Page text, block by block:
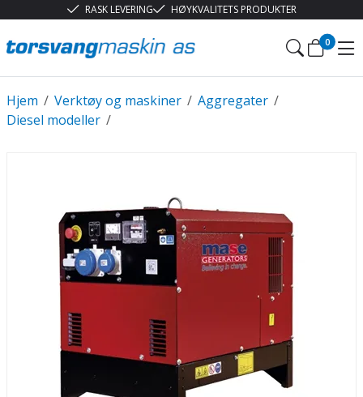
RASK LEVERING HØYKVALITETS PRODUKTER
0
/
Hjem /
Verktøy og maskiner /
Aggregater
/
Diesel modeller